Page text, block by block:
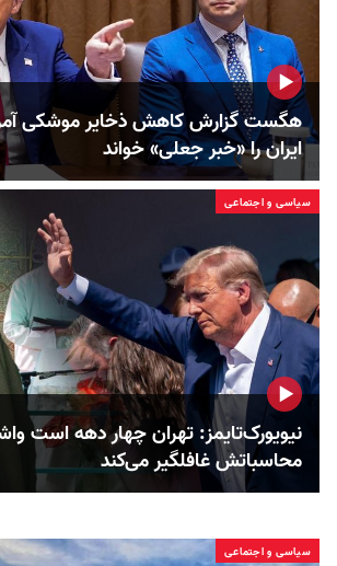
هگست گزارش کاهش ذخایر موشکی
ایران را «خبر جعلی» خواند
سیاسی و اجتماعی
نیویورک‌تایمز: تهران چهار دهه است
محاسباتش غافلگیر می‌کند
سیاسی و اجتماعی